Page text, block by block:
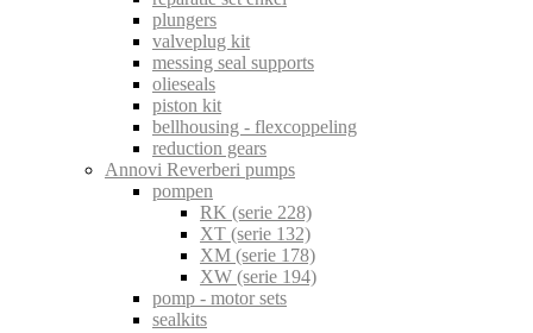
plungers
valveplug kit
messing seal supports
olieseals
piston kit
bellhousing - flexcoppeling
reduction gears
Annovi Reverberi pumps
pompen
RK (serie 228)
XT (serie 132)
XM (serie 178)
XW (serie 194)
pomp - motor sets
sealkits